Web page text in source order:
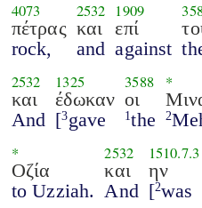
4073
πέτρας
rock,
2532
και
and
1909
επί
against
2532
και
And
1325
έδωκαν
[3gave
3588
οι
1the
*
2
*
Οζία
to Uzziah.
2532
και
And
1510.7.3
ην
[2was